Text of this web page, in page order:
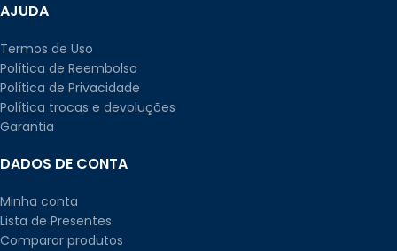
AJUDA
Termos de Uso
Política de Reembolso
Política de Privacidade
Política trocas e devoluções
Garantia
DADOS DE CONTA
Minha conta
Lista de Presentes
Comparar produtos